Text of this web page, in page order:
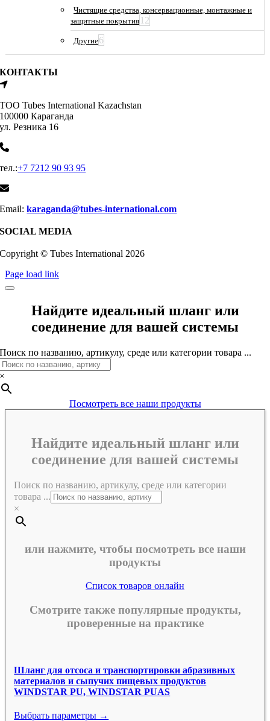
Чистящие средства, консервационные, монтажные и
защитные покрытия 12
Другие6
КОНТАКТЫ
ТОО Tubes International Kazachstan
100000 Караганда
ул. Резника 16
тел.:+7 7212 90 93 95
Email:karaganda@tubes-international.com
SOCIAL MEDIA
Copyright © Tubes International 2026
Page load link
Найдите идеальный шланг или
соединение для вашей системы
Поиск по названию, артикулу, среде или категории товара ...
×
Посмотреть все наши продукты
Найдите идеальный шланг или
соединение для вашей системы
Поиск по названию, артикулу, среде или категории
товара ...
×
или нажмите, чтобы посмотреть все наши
продукты
Список товаров онлайн
Смотрите также популярные продукты,
проверенные на практике
Шланг для отсоса и транспортировки абразивных
материалов и сыпучих пищевых продуктов
WINDSTAR PU, WINDSTAR PUAS
Выбрать параметры →